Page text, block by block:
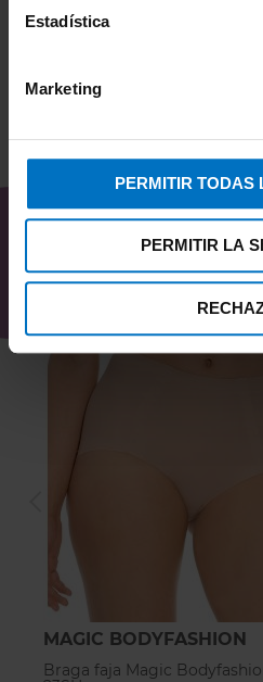
Estadística
Marketing
PERMITIR TODAS
PERMITIR LA
TAMBIÉN TE
INTERESAR
MAGIC BODYFASHION
Braga faja Magic